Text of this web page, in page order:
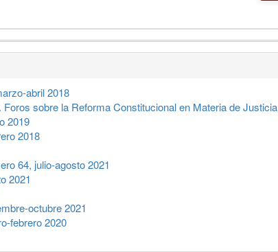
abril 2018
sobre la Reforma Constitucional en Materia de Justicia
2019
2018
64, julio-agosto 2021
2021
octubre 2021
febrero 2020